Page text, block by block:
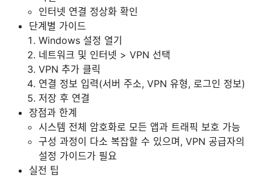
인터넷 연결 정상화 확인
단계별 가이드
Windows 설정 열기
네트워크 및 인터넷 > VPN 선택
VPN 추가 클릭
연결 정보 입력(서버 주소, VPN 유형, 로그인 정보)
저장 후 연결
장점과 한계
시스템 전체 암호화로 모든 앱과 트래픽 보호 가능
구성 과정이 다소 복잡할 수 있으며, VPN 공급자의
설정 가이드가 필요
실전 팁